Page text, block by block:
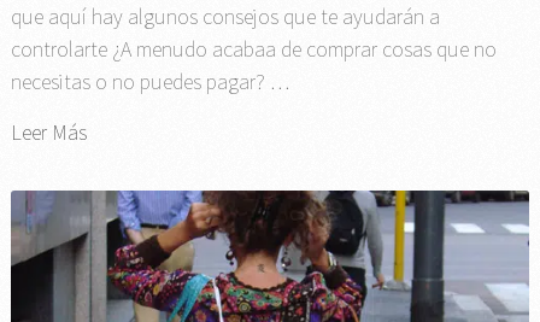
que aquí hay algunos consejos que te ayudarán a
controlarte ¿A menudo acabaa de comprar cosas que no
necesitas o no puedes pagar? …
Leer Más